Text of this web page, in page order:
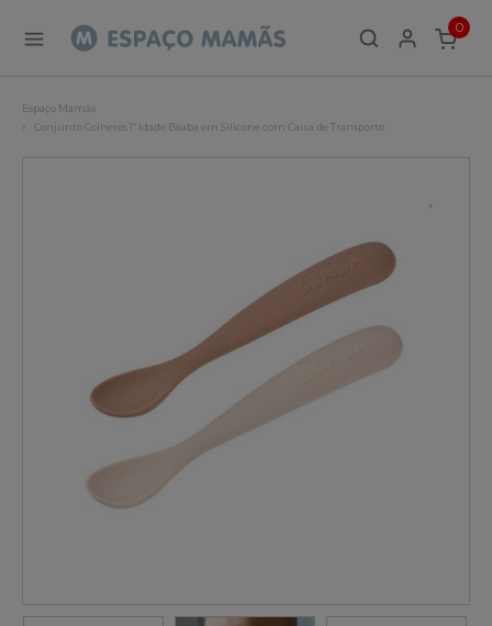
0
ITEMS
Espaço Mamãs
Conjunto Colheres 1ª Idade Béaba em Silicone com Caixa de Transporte